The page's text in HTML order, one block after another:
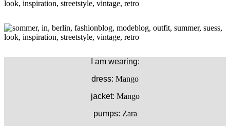
I am wearing:
dress: Mango
jacket: Mango
pumps: Zara